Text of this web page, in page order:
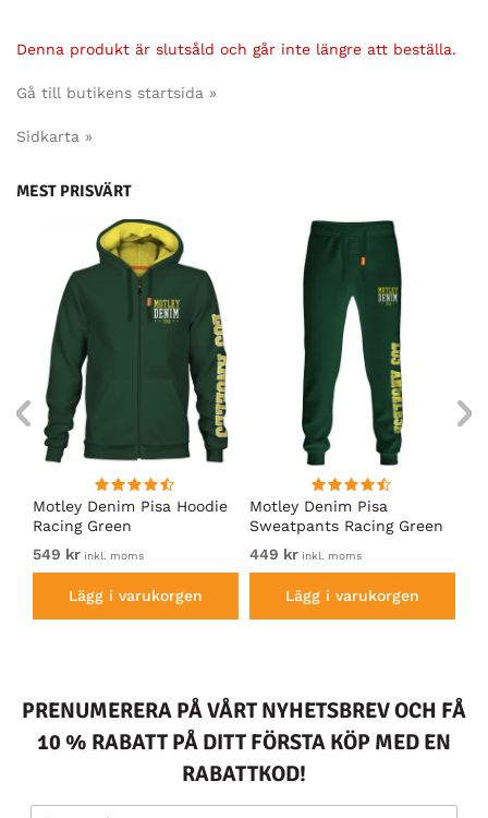
Denna produkt är slutsåld och går inte längre att beställa.
Gå till butikens startsida »
Sidkarta »
MEST PRISVÄRT
Motley Denim Pisa Hoodie
Racing Green
549 kr inkl. moms
Lägg i varukorgen
Motley Denim Pisa
Sweatpants Racing Green
449 kr inkl. moms
Lägg i varukorgen
PRENUMERERA PÅ VÅRT NYHETSBREV OCH FÅ
10 % RABATT PÅ DITT FÖRSTA KÖP MED EN
RABATTKOD!